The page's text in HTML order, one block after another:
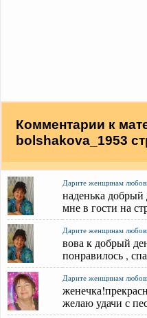
Комментарии к
bolshakova_1953
Дарите женщинам
наденька добрый
мне в гости на
Дарите женщинам
вова к добрый
понравилось ,
Дарите женщинам
желаю удачи с